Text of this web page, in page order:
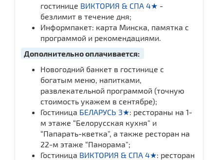
гостинице ВИКТОРИЯ & СПА 4★ -
безлимит в течение дня;
Информпакет: карта Минска, памятка с
программой и рекомендациями.
Дополнительно оплачивается:
Новогодний банкет в гостинице с
богатым меню, напитками,
развлекательной программой (точную
стоимость укажем в сентябре);
Гостиница БЕЛАРУСЬ 3★: рестораны на 1-
м этаже “Белорусская кухня” и
“Папарать-кветка”, а также ресторан на
22-м этаже “Панорама”;
Гостиница ВИКТОРИЯ & СПА 4★: ресторан